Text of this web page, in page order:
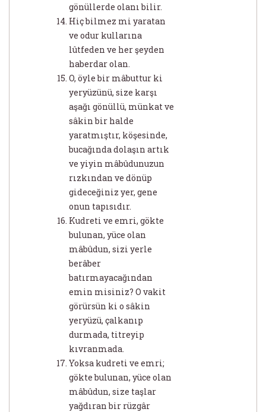
gönüllerde olanı bilir.
Hiç bilmez mi yaratan
ve odur kullarına
lûtfeden ve her şeyden
haberdar olan.
O, öyle bir mâbuttur ki
yeryüzünü, size karşı
aşağı gönüllü, münkat ve
sâkin bir halde
yaratmıştır, köşesinde,
bucağında dolaşın artık
ve yiyin mâbûdunuzun
rızkından ve dönüp
gideceğiniz yer, gene
onun tapısıdır.
Kudreti ve emri, gökte
bulunan, yüce olan
mâbûdun, sizi yerle
berâber
batırmayacağından
emin misiniz? O vakit
görürsün ki o sâkin
yeryüzü, çalkanıp
durmada, titreyip
kıvranmada.
Yoksa kudreti ve emri;
gökte bulunan, yüce olan
mâbûdun, size taşlar
yağdıran bir rüzgâr